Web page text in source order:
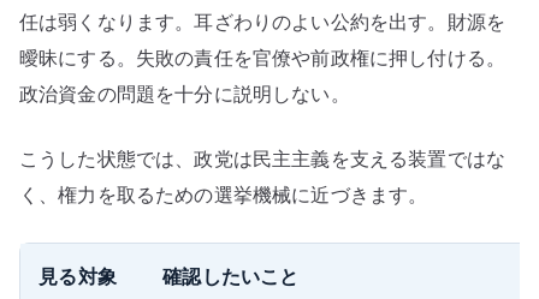
任は弱くなります。耳ざわりのよい公約を出す。財源を
曖昧にする。失敗の責任を官僚や前政権に押し付ける。
政治資金の問題を十分に説明しない。
こうした状態では、政党は民主主義を支える装置ではな
く、権力を取るための選挙機械に近づきます。
見る対象 確認したいこと